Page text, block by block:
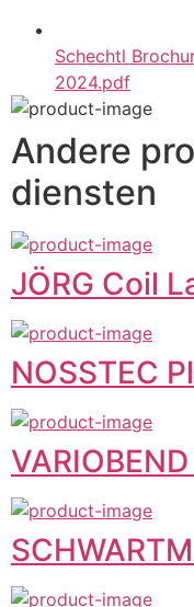
Schechtl
2024.pdf
Andere
diensten
JÖRG Coil
NOSSTEC